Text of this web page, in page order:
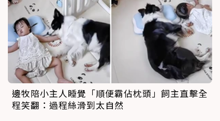
邊牧陪小主人睡覺「順便霸佔枕頭」飼主直擊全
程笑翻：過程絲滑到太自然